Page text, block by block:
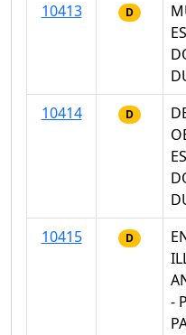
10413
D
10414
D
10415
D
-